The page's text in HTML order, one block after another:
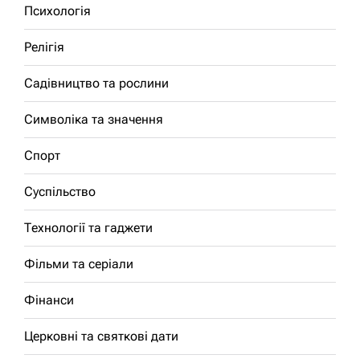
Психологія
Релігія
Садівництво та рослини
Символіка та значення
Спорт
Суспільство
Технології та гаджети
Фільми та серіали
Фінанси
Церковні та святкові дати